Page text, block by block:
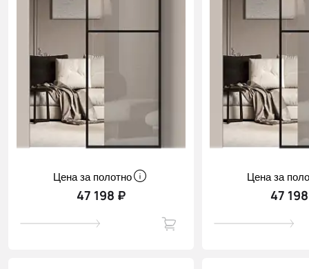
Цена за полотно
47 198 ₽
Цена за
47